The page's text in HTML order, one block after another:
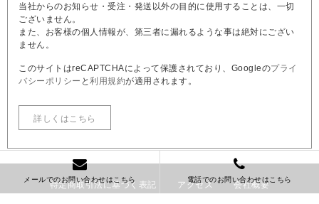
メールでのお問い合わせはこちら 電話でのお問い合わせはこちら
当社からのお知らせ・受注・発送以外の目的に使用することは、一切
ございません。
また、お客様の個人情報が、第三者に漏れるような事は絶対にござい
ません。
このサイトはreCAPTCHAによって保護されており、Googleのプライ
バシーポリシー と 利用規約が適用されます。
詳しくはこちら
特定商取引法に基づく表記 アクセス
会社概要